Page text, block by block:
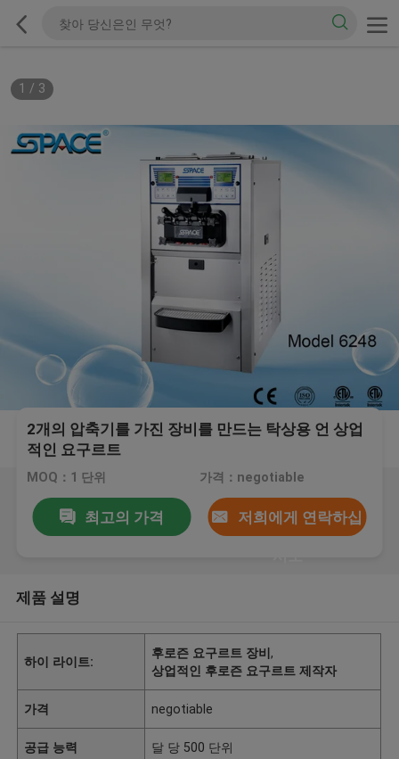
1 / 3
2개의 압축기를 가진 장비를 만드는 탁상용 언 상업
적인 요구르트
MOQ：1 단위 가격：negotiable
최고의 가격 저희에게 연락하십
제품 설명
하이 라이트:
후로즌 요구르트 장비,
상업적인 후로즌 요구르트 제작자
가격 negotiable
공급 능력 달 당 500 단위